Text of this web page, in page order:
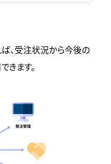
、受注状況から今後の
きます。